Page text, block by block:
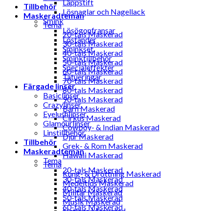
Tillbehör
Maskeradteman
Tema
20-tals Maskerad
30-tals Maskerad
40-tals Maskerad
50-tals Maskerad
60-tals Maskerad
70-tals Maskerad
80-tals Maskerad
90-tals Maskerad
Barn Maskerad
Cirkus Maskerad
Cowboy- & Indian Maskerad
Djur Maskerad
Grek- & Rom Maskerad
Hawaii Maskerad
Tema
Kung- & Drottning Maskerad
Medeltids Maskerad
Militär Maskerad
Musik Maskerad
Läppstift
Lösnaglar och Nagellack
Smink
Lösögonfransar
Löständer
Sminkset
Sminktillbehör
Specialeffekter
Tatueringar
Färgade linser
Basiclinser
Crazylinser
Eyelushlinser
Glamourlinser
Linstillbehör
Tillbehör
Maskeradteman
Tema
20-tals Maskerad
30-tals Maskerad
40-tals Maskerad
50-tals Maskerad
60-tals Maskerad